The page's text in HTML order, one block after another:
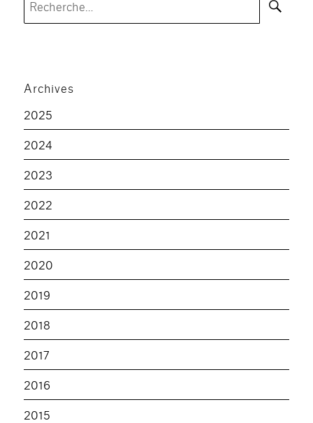
Archives
2025
2024
2023
2022
2021
2020
2019
2018
2017
2016
2015